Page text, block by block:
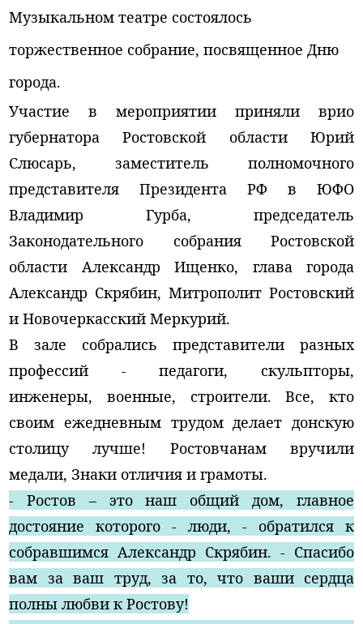
Музыкальном театре состоялось
торжественное собрание, посвященное Дню
города.
Участие в мероприятии приняли врио
губернатора Ростовской области Юрий
Слюсарь, заместитель полномочного
представителя Президента РФ в ЮФО
Владимир Гурба, председатель
Законодательного собрания Ростовской
области Александр Ищенко, глава города
Александр Скрябин, Митрополит Ростовский
и Новочеркасский Меркурий.
В зале собрались представители разных
профессий - педагоги, скульпторы,
инженеры, военные, строители. Все, кто
своим ежедневным трудом делает донскую
столицу лучше! Ростовчанам вручили
медали, Знаки отличия и грамоты.
- Ростов – это наш общий дом, главное
достояние которого - люди, - обратился к
собравшимся Александр Скрябин. - Спасибо
вам за ваш труд, за то, что ваши сердца
полны любви к Ростову!